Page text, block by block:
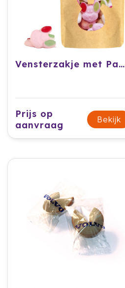
Vensterzakje met Paaslekkernijen
Prijs op
aanvraag
Bekijk